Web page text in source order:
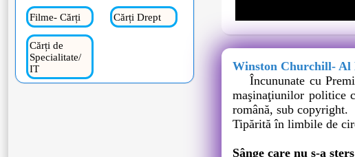
Winston Churchill- Al
Încununate cu
maşinaţiunilor politice
română, sub copyright.
Tipărită în limbile de
Sânge care nu s-a
Filme- Cărți Cărți Drept
Cărți de
Specialitate/
IT